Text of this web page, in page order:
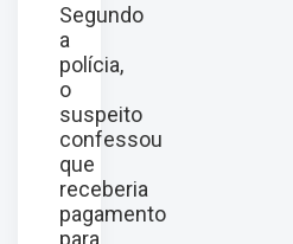
Segundo
a
polícia,
o
suspeito
confessou
que
receberia
pagamento
para